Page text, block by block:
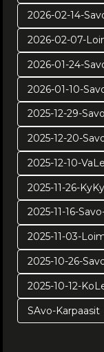
2026-02-14-
2026-01-10-
2025-12-29-
2025-12-20-
2025-11-26-
2025-11-03-
2025-10-12-
SAvo-Karpaasit